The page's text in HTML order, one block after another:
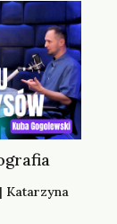
Katarzyna